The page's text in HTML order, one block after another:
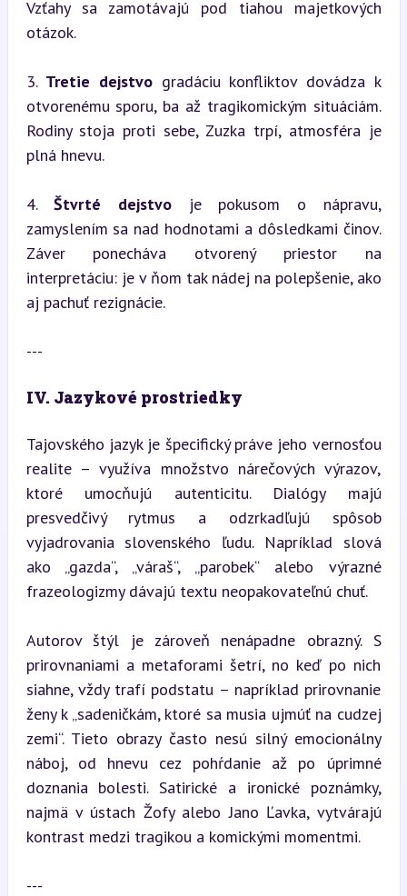
Vzťahy sa zamotávajú pod tiahou majetkových
otázok.
3. Tretie dejstvo gradáciu konfliktov dovádza k
otvorenému sporu, ba až tragikomickým situáciám.
Rodiny stoja proti sebe, Zuzka trpí, atmosféra je
plná hnevu.
4. Štvrté dejstvo je pokusom o nápravu,
zamyslením sa nad hodnotami a dôsledkami činov.
Záver ponecháva otvorený priestor na
interpretáciu: je v ňom tak nádej na polepšenie, ako
aj pachuť rezignácie.
---
IV. Jazykové prostriedky
Tajovského jazyk je špecifický práve jeho vernosťou
realite – využíva množstvo nárečových výrazov,
ktoré umocňujú autenticitu. Dialógy majú
presvedčivý rytmus a odzrkadľujú spôsob
vyjadrovania slovenského ľudu. Napríklad slová
ako „gazda“, „váraš“, „parobek“ alebo výrazné
frazeologizmy dávajú textu neopakovateľnú chuť.
Autorov štýl je zároveň nenápadne obrazný. S
prirovnaniami a metaforami šetrí, no keď po nich
siahne, vždy trafí podstatu – napríklad prirovnanie
ženy k „sadeničkám, ktoré sa musia ujmúť na cudzej
zemi“. Tieto obrazy často nesú silný emocionálny
náboj, od hnevu cez pohŕdanie až po úprimné
doznania bolesti. Satirické a ironické poznámky,
najmä v ústach Žofy alebo Jano Ľavka, vytvárajú
kontrast medzi tragikou a komickými momentmi.
---